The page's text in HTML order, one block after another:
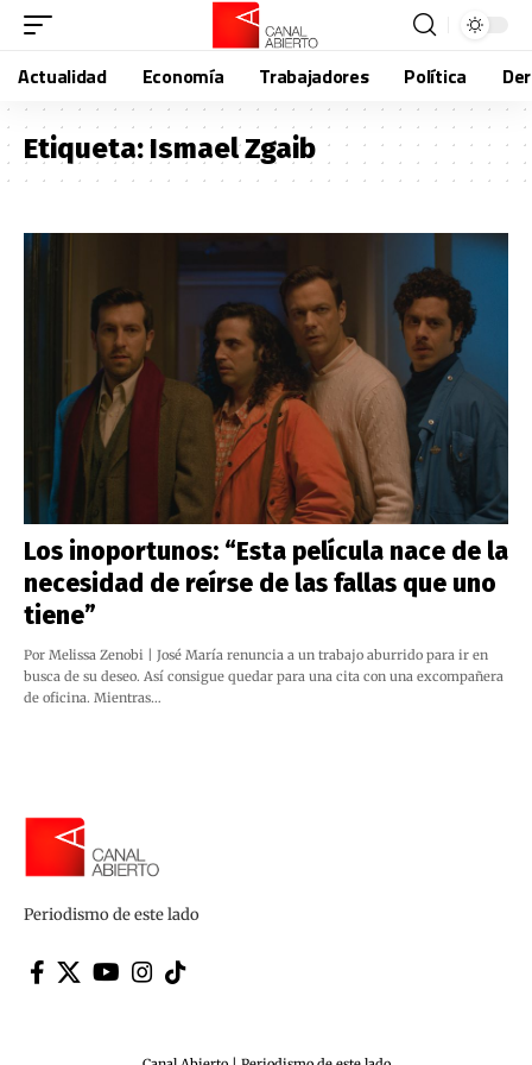
Actualidad Economía Trabajadores Política
Etiqueta:Ismael Zgaib
Los inoportunos: “Esta película nace de la
necesidad de reírse de las fallas que uno
tiene”
Por Melissa Zenobi | José María renuncia a un trabajo aburrido para ir en
busca de su deseo. Así consigue quedar para una cita con una excompañera
de oficina. Mientras…
Periodismo de este lado